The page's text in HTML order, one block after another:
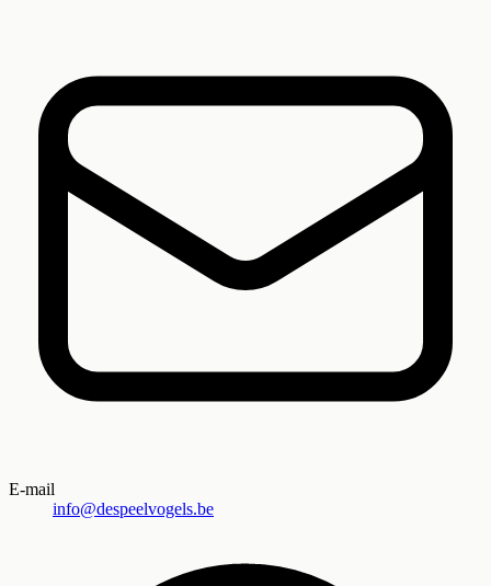
E-mail
info@despeelvogels.be